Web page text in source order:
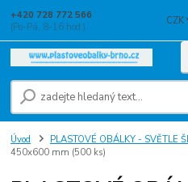
CZK
+420 728 772 566
(Po-Pá, 8-16 hod.)
Úvod PLASTOVÉ OBÁLKY - SVĚTLE
450x600 mm (500 ks)